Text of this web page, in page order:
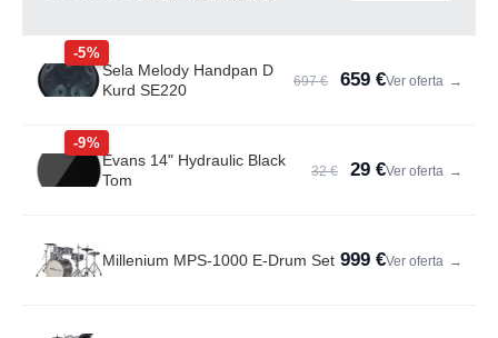
-5%
Sela Melody Handpan D
Kurd SE220
697 € 659 €Ver oferta →
-9%
Evans 14" Hydraulic Black
Tom
32 € 29 €Ver oferta →
Millenium MPS-1000 E-Drum Set 999 €Ver oferta →